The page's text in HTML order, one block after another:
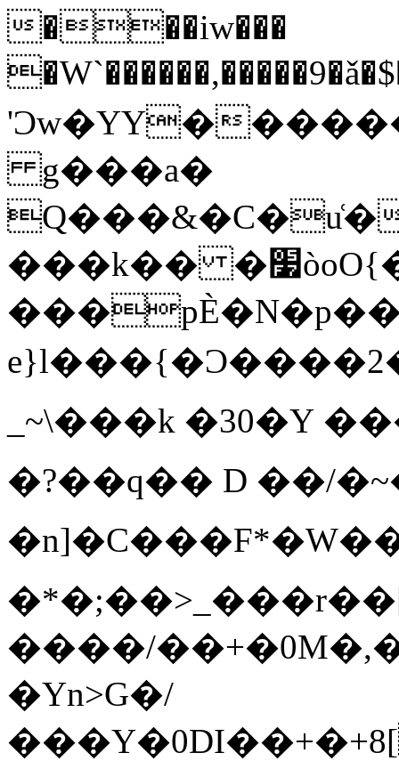
���iw���
'Ͻw�YY�
g���a�
���k�� �׷òoO{��N����z_m?
_~\���k �30�Y
�?��q�� D ��/�~
����/
�Yn>G�/